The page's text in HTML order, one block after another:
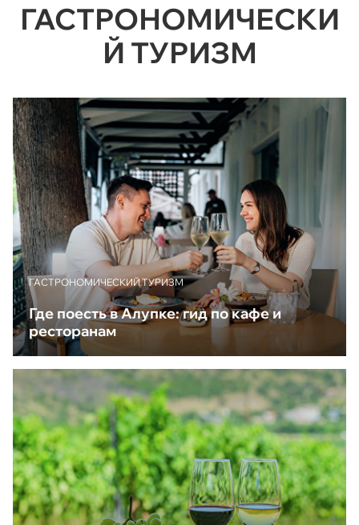
ГАСТРОНОМИЧЕСКИ
Й ТУРИЗМ
ГАСТРОНОМИЧЕСКИЙ ТУРИЗМ
Где поесть в Алупке: гид по кафе и
ресторанам